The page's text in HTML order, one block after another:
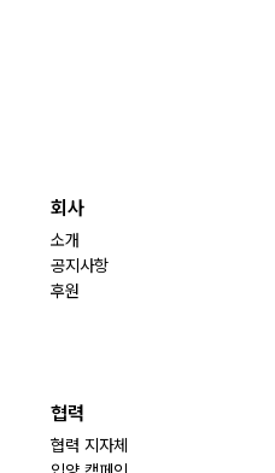
회사
소개
공지사항
후원
협력
협력 지자체